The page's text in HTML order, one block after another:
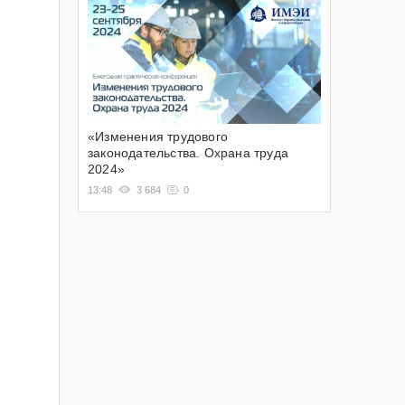
«Изменения трудового
законодательства. Охрана труда
2024»
13:48 3 684 0